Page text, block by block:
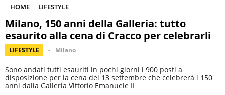
HOME LIFESTYLE
Milano, 150 anni della Galleria: tutto
esaurito alla cena di Cracco per celebrarli
LIFESTYLE Milano
Sono andati tutti esauriti in pochi giorni i 900 posti a
disposizione per la cena del 13 settembre che celebrerà i 150
anni dalla Galleria Vittorio Emanuele II